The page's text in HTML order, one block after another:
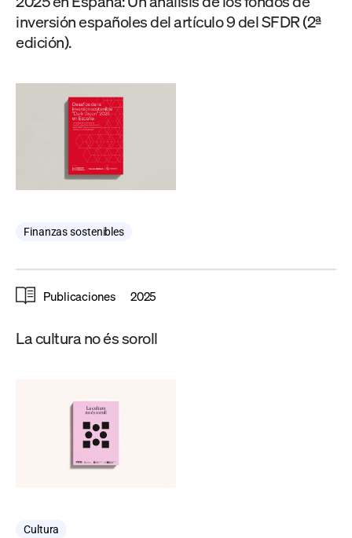
inversión españoles del artículo 9 del SFDR (2ª
edición).
Finanzas sostenibles
Publicaciones 2025
La cultura no és soroll
Cultura